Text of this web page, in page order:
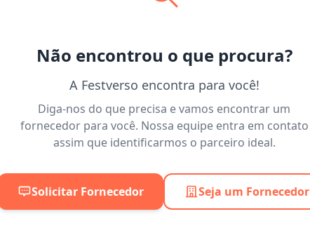
Não encontrou o que procura?
A Festverso encontra para você!
Diga-nos do que precisa e vamos encontrar um
fornecedor para você. Nossa equipe entra em contato
assim que identificarmos o parceiro ideal.
Solicitar Fornecedor Seja um Fornecedor